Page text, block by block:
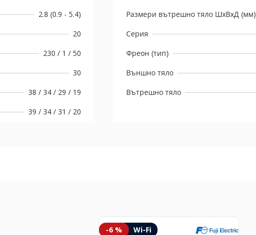
2.8 (0.9 - 5.4)
20
230 / 1 / 50
30
38 / 34 / 29 / 19
39 / 34 / 31 / 20
Размери вътрешно тяло ШxВxД (мм)
Серия
Фреон (тип)
Външно тяло
Вътрешно тяло
-6 % Wi-Fi